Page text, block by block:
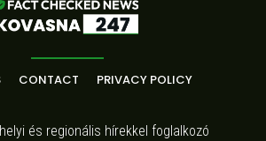
CONTACT PRIVACY POLICY
és regionális hírekkel foglalkozó